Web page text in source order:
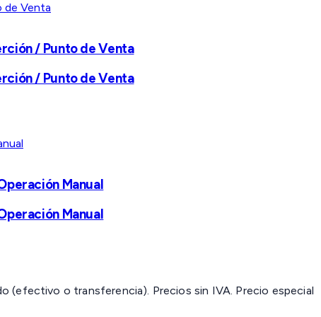
/ Punto de Venta
/ Punto de Venta
Manual
Manual
(efectivo o transferencia). Precios sin IVA. Precio especial